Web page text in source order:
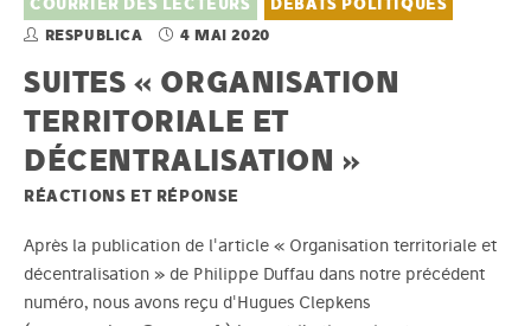
COURRIER DES LECTEURS DÉBATS POLITIQUES
RESPUBLICA 4 MAI 2020
SUITES « ORGANISATION
TERRITORIALE ET
DÉCENTRALISATION »
RÉACTIONS ET RÉPONSE
Après la publication de l'article « Organisation territoriale et
décentralisation » de Philippe Duffau dans notre précédent
numéro, nous avons reçu d'Hugues Clepkens